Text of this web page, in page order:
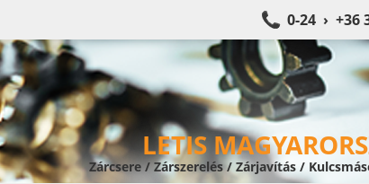
0-24 › +36
LETIS
Zárcsere / Zárszerelés / Zárjavítás /